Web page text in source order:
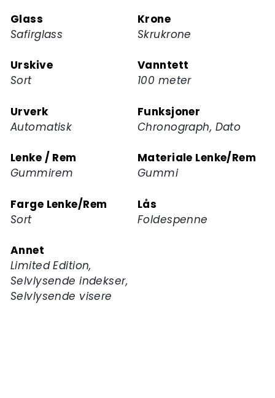
produktet
Glass
Safirglass
Krone
Skrukrone
Urskive
Sort
Vanntett
100 meter
Urverk
Automatisk
Funksjoner
Chronograph, Dato
Lenke / Rem
Gummirem
Materiale Lenke/Rem
Gummi
Farge Lenke/Rem
Sort
Lås
Foldespenne
Annet
Limited Edition,
Selvlysende indekser,
Selvlysende visere